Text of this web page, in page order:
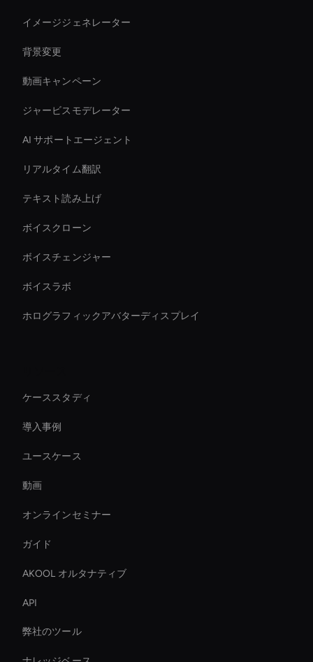
イメージジェネレーター
背景変更
動画キャンペーン
ジャービスモデレーター
AI サポートエージェント
リアルタイム翻訳
テキスト読み上げ
ボイスクローン
ボイスチェンジャー
ボイスラボ
ホログラフィックアバターディスプレイ
ケーススタディ
導入事例
ユースケース
動画
オンラインセミナー
ガイド
AKOOL オルタナティブ
API
弊社のツール